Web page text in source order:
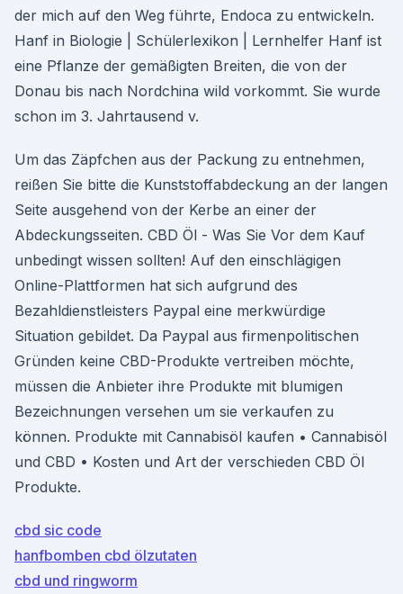
der mich auf den Weg führte, Endoca zu entwickeln.
Hanf in Biologie | Schülerlexikon | Lernhelfer Hanf ist
eine Pflanze der gemäßigten Breiten, die von der
Donau bis nach Nordchina wild vorkommt. Sie wurde
schon im 3. Jahrtausend v.
Um das Zäpfchen aus der Packung zu entnehmen,
reißen Sie bitte die Kunststoffabdeckung an der langen
Seite ausgehend von der Kerbe an einer der
Abdeckungsseiten. CBD Öl - Was Sie Vor dem Kauf
unbedingt wissen sollten! Auf den einschlägigen
Online-Plattformen hat sich aufgrund des
Bezahldienstleisters Paypal eine merkwürdige
Situation gebildet. Da Paypal aus firmenpolitischen
Gründen keine CBD-Produkte vertreiben möchte,
müssen die Anbieter ihre Produkte mit blumigen
Bezeichnungen versehen um sie verkaufen zu
können. Produkte mit Cannabisöl kaufen • Cannabisöl
und CBD • Kosten und Art der verschieden CBD Öl
Produkte.
cbd sic code
hanfbomben cbd ölzutaten
cbd und ringworm